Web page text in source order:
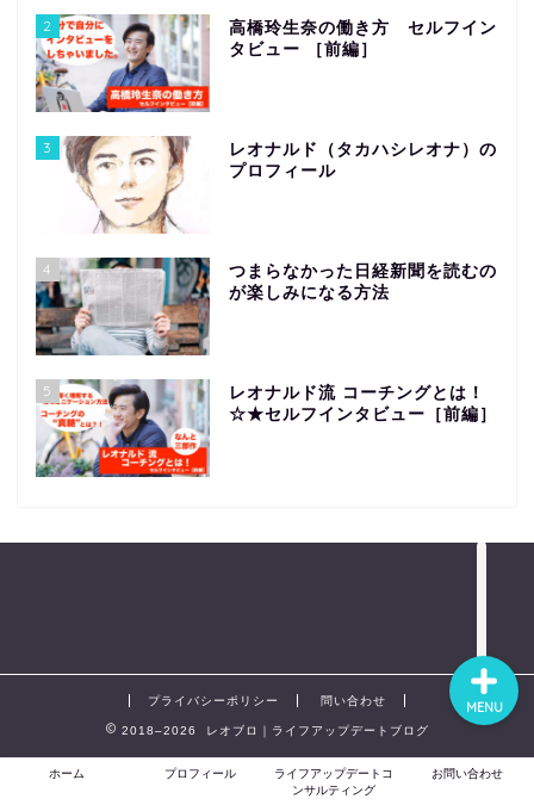
2
高橋玲生奈の働き方 セルフイン
タビュー ［前編］
3
レオナルド（タカハシレオナ）の
プロフィール
4
つまらなかった日経新聞を読むの
が楽しみになる方法
5
レオナルド流 コーチングとは！
☆★セルフインタビュー［前編］
プライバシーポリシー 問い合わせ
2018–2026 レオブロ｜ライフアップデートブログ
ホーム プロフィール
ライフアップデートコ
ンサルティング
お問い合わせ
MENU
プロフィール
ライフアップデートコン